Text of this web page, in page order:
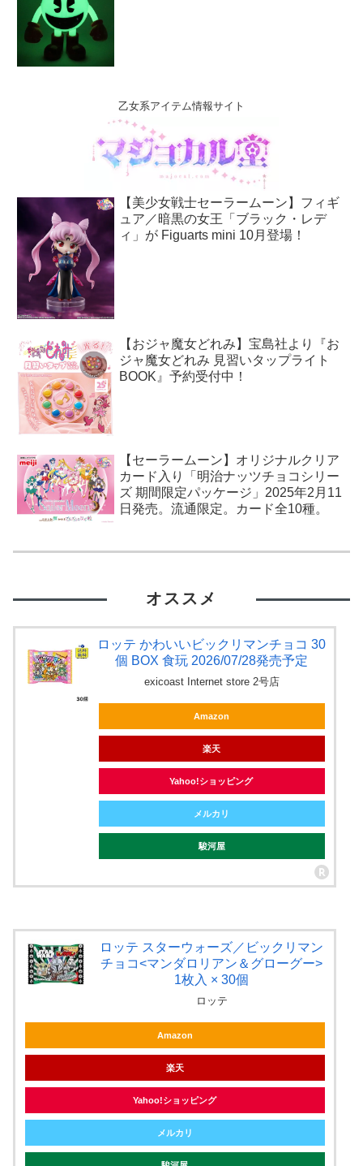
乙女系アイテム情報サイト
【美少女戦士セーラームーン】フィギ
ュア／暗黒の女王「ブラック・レデ
ィ」が Figuarts mini 10月登場！
【おジャ魔女どれみ】宝島社より『お
ジャ魔女どれみ 見習いタップライト
BOOK』予約受付中！
【セーラームーン】オリジナルクリア
カード入り「明治ナッツチョコシリー
ズ 期間限定パッケージ」2025年2月11
日発売。流通限定。カード全10種。
オススメ
ロッテ かわいいビックリマンチョコ 30
個 BOX 食玩 2026/07/28発売予定
exicoast Internet store 2号店
Amazon
楽天
Yahoo!ショッピング
メルカリ
駿河屋
ロッテ スターウォーズ／ビックリマン
チョコ<マンダロリアン＆グローグー>
1枚入 × 30個
ロッテ
Amazon
楽天
Yahoo!ショッピング
メルカリ